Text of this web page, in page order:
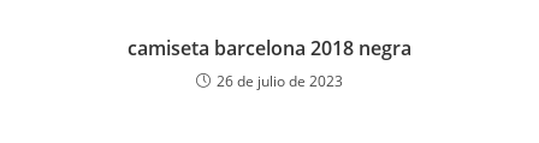
camiseta barcelona 2018 negra
26 de julio de 2023